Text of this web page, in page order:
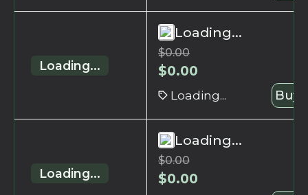
Loading...
Loading...
$0.00
$0.00
Loading... Buy
Loading...
Loading...
$0.00
$0.00